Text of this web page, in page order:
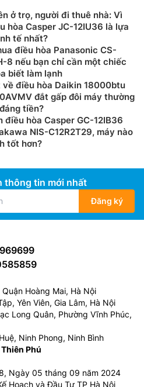
ở trọ, người đi thuê nhà: Vì
hòa Casper JC-12IU36 là lựa
tế nhất?
điều hòa Panasonic CS-
8 nếu bạn chỉ cần một chiếc
biết làm lạnh
về điều hòa Daikin 18000btu
đắt gấp đôi máy thường
tiền?
điều hòa Casper GC-12IB36
NIS-C12R2T29, máy nào
tốt hơn?
thông tin mới nhất
Đăng ký
Hoàng Mai, Hà Nội
Yên Viên, Gia Lâm, Hà Nội
Long Quân, Phường Vĩnh Phúc,
Ninh Phong, Ninh Bình
Phú
Ngày 05 tháng 09 năm 2024
Hoạch và Đầu Tư TP Hà Nội